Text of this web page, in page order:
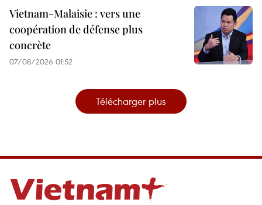
Vietnam-Malaisie : vers une
coopération de défense plus
concrète
07/08/2026 01:52
Télécharger plus